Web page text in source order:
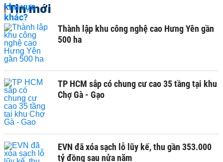
Tin mới
Thành lập khu công nghệ cao Hưng Yên gần
500 ha
TP HCM sắp có chung cư cao 35 tầng tại khu
Chợ Gà - Gạo
EVN đã xóa sạch lỗ lũy kế, thu gần 353.000
tỷ đồng sau nửa năm